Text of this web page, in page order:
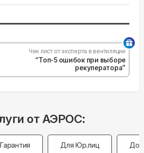
Чек лист от эксперта в вентиляции
“Топ-5 ошибок при выборе
рекуператора”
от АЭРОС:
Гарантия Для Юр.лиц